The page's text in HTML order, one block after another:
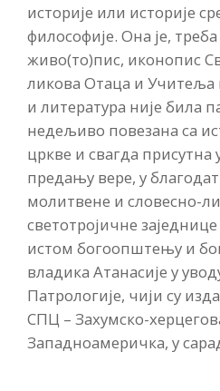
историје или историје
философије. Она је, треба
живо(то)пис, иконопис
ликова Отаца и Учитеља
и литература није била
недељиво повезана са
цркве и свагда
предању вере, у
молитвене и словесно-
светотројичне
истом богоопштењу и
владика Атанасије у
Патрологије, чији су
СПЦ – Захумско-
Западноамеричка, у